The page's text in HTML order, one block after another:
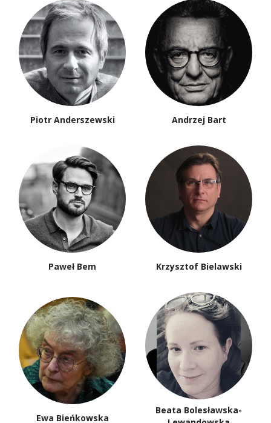
Piotr Anderszewski Andrzej Bart
Paweł Bem Krzysztof Bielawski
Ewa Bieńkowska
Beata Bolesławska-